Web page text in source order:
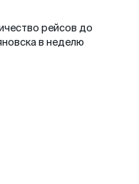
рейсов до
в неделю